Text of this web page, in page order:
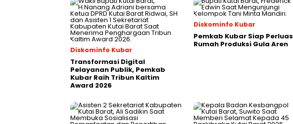
Diskominfo Kubar
Transformasi Digital
Pelayanan Publik, Pemkab
Kubar Raih Tribun Kaltim
Award 2026
Diskominfo Kubar
Pemkab Kubar Siap Perluas
Rumah Produksi Gula Aren